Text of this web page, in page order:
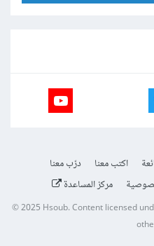
اكتب معنا
درّب معنا
مركز المساعدة
© 2025Hsoub.Content licensed